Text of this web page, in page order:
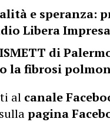
e speranza:
Libera
di
la fibrosi
al canale
pagina